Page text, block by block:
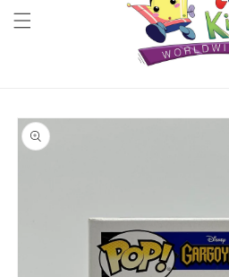
directamente
a la
información